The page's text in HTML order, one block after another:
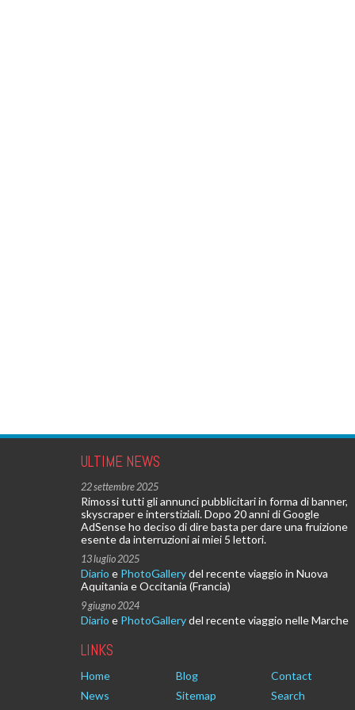
ULTIME NEWS
22 settembre 2025
Rimossi tutti gli annunci pubblicitari in forma di banner,
skyscraper e interstiziali. Dopo 20 anni di Google
AdSense ho deciso di dire basta per dare una fruizione
esente da interruzioni ai miei 5 lettori.
13 luglio 2025
Diario e PhotoGallerydel recente viaggio in Nuova
Aquitania e Occitania (Francia)
9 giugno 2024
Diario e PhotoGallerydel recente viaggio nelle Marche
LINKS
Home Blog
Contact
News
Sitemap
Search